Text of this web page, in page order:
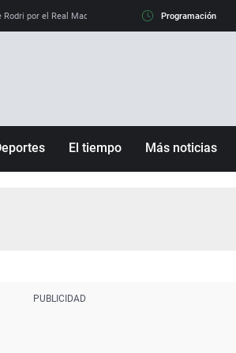
por el Real Madrid y su 'sí' al Barça La llamada
Programación
El tiempo Más noticias